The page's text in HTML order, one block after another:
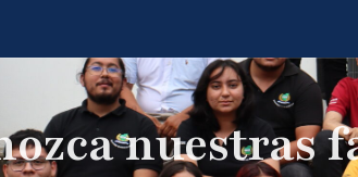
nuestras